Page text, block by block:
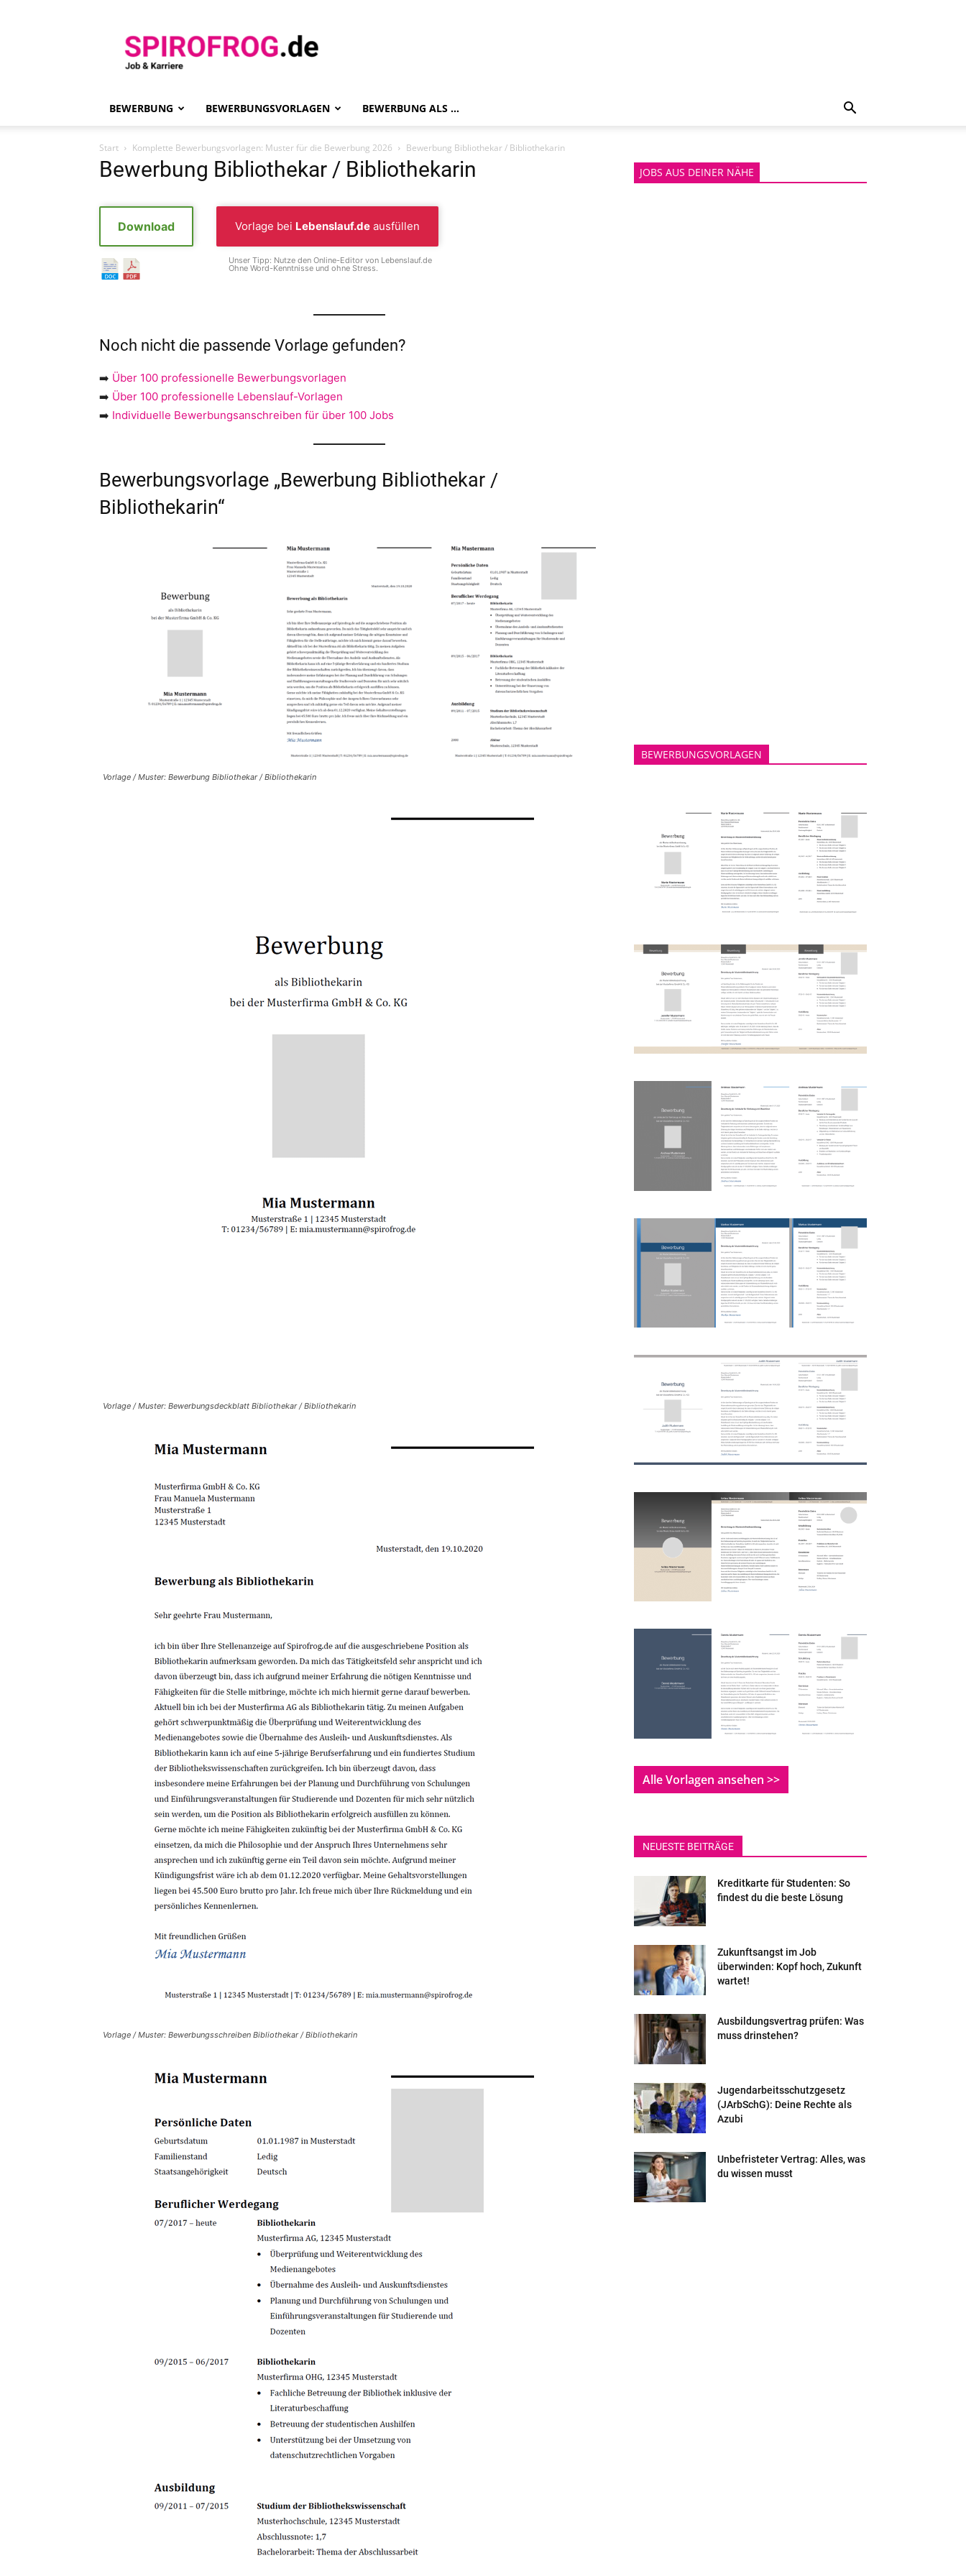
BEWERBUNG BEWERBUNGSVORLAGEN BEWERBUNG ALS …
Start Komplette Bewerbungsvorlagen: Muster für die Bewerbung 2026 Bewerbung Bibliothekar / Bibliothekarin
Bewerbung Bibliothekar / Bibliothekarin
Download Vorlage bei Lebenslauf.de ausfüllen
Unser Tipp: Nutze den Online-Editor von Lebenslauf.de
Ohne Word-Kenntnisse und ohne Stress.
Noch nicht die passende Vorlage gefunden?
➡️ Über 100 professionelle Bewerbungsvorlagen
➡️ Über 100 professionelle Lebenslauf-Vorlagen
➡️ Individuelle Bewerbungsanschreiben für über 100 Jobs
Bewerbungsvorlage „Bewerbung Bibliothekar /
Bibliothekarin“
Vorlage / Muster: Bewerbung Bibliothekar / Bibliothekarin
Vorlage / Muster: Bewerbungsdeckblatt Bibliothekar / Bibliothekarin
Vorlage / Muster: Bewerbungsschreiben Bibliothekar / Bibliothekarin
JOBS AUS DEINER NÄHE
BEWERBUNGSVORLAGEN
Alle Vorlagen ansehen >>
NEUESTE BEITRÄGE
Kreditkarte für Studenten: So
findest du die beste Lösung
Zukunftsangst im Job
überwinden: Kopf hoch, Zukunft
wartet!
Ausbildungsvertrag prüfen: Was
muss drinstehen?
Jugendarbeitsschutzgesetz
(JArbSchG): Deine Rechte als
Azubi
Unbefristeter Vertrag: Alles, was
du wissen musst